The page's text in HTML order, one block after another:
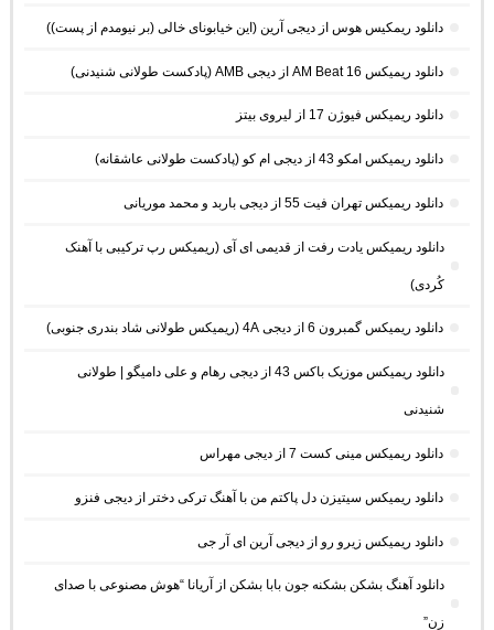
دانلود ریمکیس هوس از دیجی آرین (این خیابونای خالی (بر نیومدم از پست))
دانلود ریمیکس AM Beat 16 از دیجی AMB (پادکست طولانی شنیدنی)
دانلود ریمیکس فیوژن 17 از لیروی بیتز
دانلود ریمیکس امکو 43 از دیجی ام کو (پادکست طولانی عاشقانه)
دانلود ریمیکس تهران فیت 55 از دیجی باربد و محمد موریانی
دانلود ریمیکس یادت رفت از قدیمی ای آی (ریمیکس رپ ترکیبی با آهنک
کُردی)
دانلود ریمیکس گمبرون 6 از دیجی 4A (ریمیکس طولانی شاد بندری جنوبی)
دانلود ریمیکس موزیک باکس 43 از دیجی رهام و علی دامیگو | طولانی
شنیدنی
دانلود ریمیکس مینی کست 7 از دیجی مهراس
دانلود ریمیکس سیتیزن دل پاکتم من با آهنگ ترکی دختر از دیجی فنزو
دانلود ریمیکس زیرو رو از دیجی آرین ای آر جی
دانلود آهنگ بشکن بشکنه جون بابا بشکن از آریانا “هوش مصنوعی با صدای
زن”